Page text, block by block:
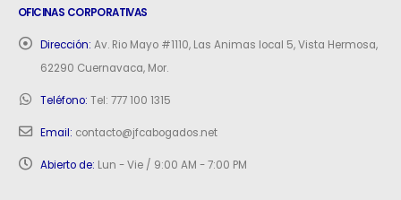
OFICINAS CORPORATIVAS
Dirección: Av. Rio Mayo #1110, Las Animas local 5, Vista Hermosa,
62290 Cuernavaca, Mor.
Teléfono: Tel: 777 100 1315
Email: contacto@jfcabogados.net
Abierto de: Lun - Vie / 9:00 AM - 7:00 PM